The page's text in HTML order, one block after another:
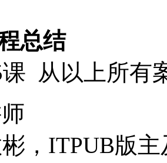
总结
从以上所有
，ITPUB版